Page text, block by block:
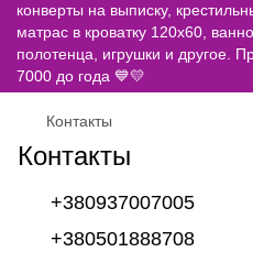
конверты на выписку,
матрас в кроватку 120х60,
полотенца, игрушки и другое.
7000 до года 💙💛
Контакты
Контакты
+380937007005
+380501888708